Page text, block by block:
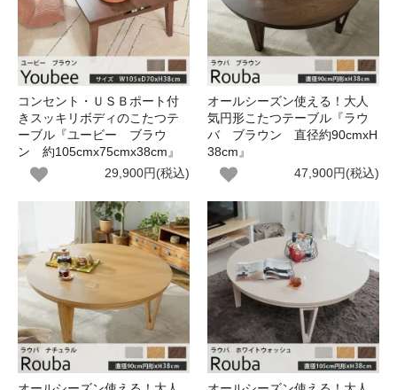
コンセント・ＵＳＢポート付
きスッキリボディのこたつテ
ーブル『ユービー ブラウ
ン 約105cmx75cmx38cm』
29,900円(税込)
オールシーズン使える！大人
気円形こたつテーブル『ラウ
バ ブラウン 直径約90cmxH
38cm』
47,900円(税込)